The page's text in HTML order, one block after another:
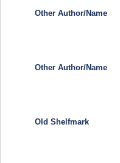
Other Author/Name
Other Author/Name
Old Shelfmark